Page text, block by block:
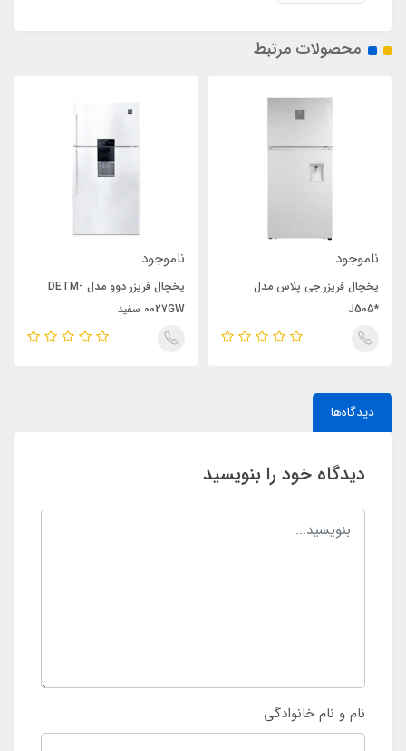
محصولات مرتبط
ناموجود
یخچال فریزر جی پلاس مدل
*J505
ناموجود
یخچال فریزر دوو مدل DETM-
0027GW سفید
دیدگاه‌ها
دیدگاه خود را بنویسید
نام و نام خانوادگی